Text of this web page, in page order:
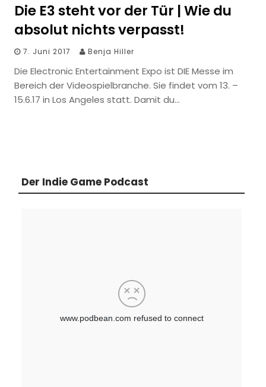
Die E3 steht vor der Tür | Wie du
absolut nichts verpasst!
7. Juni 2017 Benja Hiller
Die Electronic Entertainment Expo ist DIE Messe im
Bereich der Videospielbranche. Sie findet vom 13. –
15.6.17 in Los Angeles statt. Damit du…
Der Indie Game Podcast